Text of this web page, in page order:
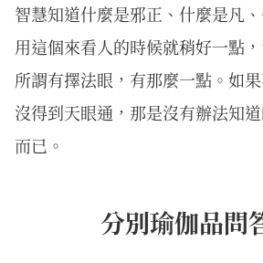
智慧知道什麼是邪正、什麼是凡
用這個來看人的時候就稍好一點
所謂有擇法眼，有那麼一點。如
沒得到天眼通，那是沒有辦法知
而已。
分別瑜伽品問